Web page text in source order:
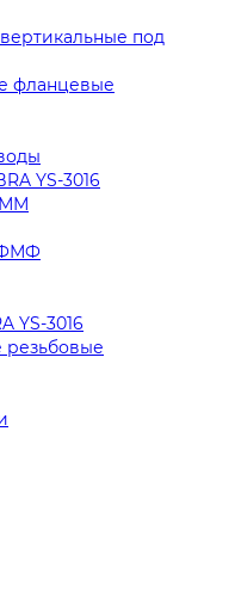
под
фланцевые
YS-3016
ФМФ
YS-3016